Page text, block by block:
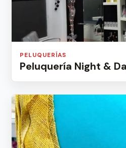
PELUQUERÍAS
Peluquería Night &